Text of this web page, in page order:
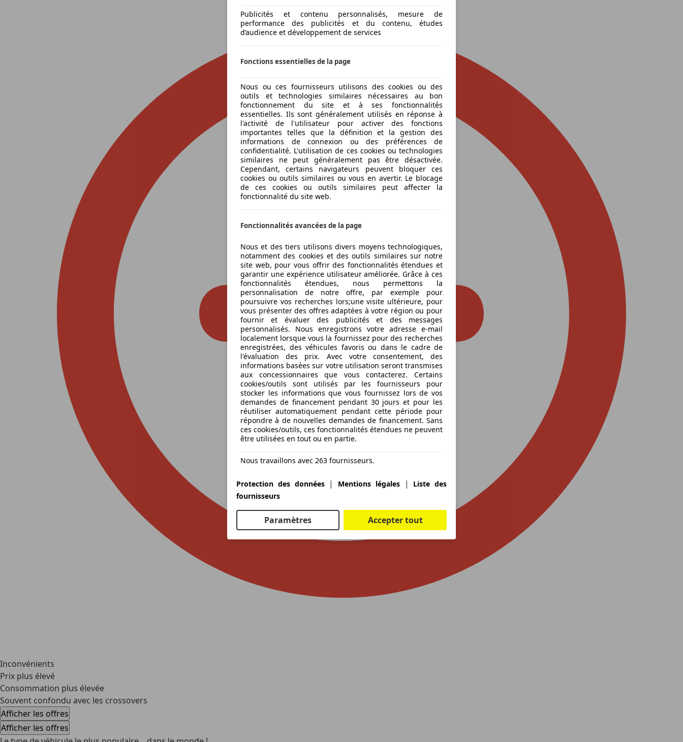
Inconvénients
Prix plus élevé
Consommation plus élevée
Souvent confondu avec les crossovers
Afficher les offres
Afficher les offres
Publicités et contenu personnalisés, mesure de
performance des publicités et du contenu, études
d’audience et développement de services
Fonctions essentielles de la page
Nous ou ces fournisseurs utilisons des cookies ou des
outils et technologies similaires nécessaires au bon
fonctionnement du site et à ses fonctionnalités
essentielles. Ils sont généralement utilisés en réponse à
l'activité de l'utilisateur pour activer des fonctions
importantes telles que la définition et la gestion des
informations de connexion ou des préférences de
confidentialité. L'utilisation de ces cookies ou technologies
similaires ne peut généralement pas être désactivée.
Cependant, certains navigateurs peuvent bloquer ces
cookies ou outils similaires ou vous en avertir. Le blocage
de ces cookies ou outils similaires peut affecter la
fonctionnalité du site web.
Fonctionnalités avancées de la page
Nous et des tiers utilisons divers moyens technologiques,
notamment des cookies et des outils similaires sur notre
site web, pour vous offrir des fonctionnalités étendues et
garantir une expérience utilisateur améliorée. Grâce à ces
fonctionnalités étendues, nous permettons la
personnalisation de notre offre, par exemple pour
poursuivre vos recherches lors;une visite ultérieure, pour
vous présenter des offres adaptées à votre région ou pour
fournir et évaluer des publicités et des messages
personnalisés. Nous enregistrons votre adresse e-mail
localement lorsque vous la fournissez pour des recherches
enregistrées, des véhicules favoris ou dans le cadre de
l'évaluation des prix. Avec votre consentement, des
informations basées sur votre utilisation seront transmises
aux concessionnaires que vous contacterez. Certains
cookies/outils sont utilisés par les fournisseurs pour
stocker les informations que vous fournissez lors de vos
demandes de financement pendant 30 jours et pour les
réutiliser automatiquement pendant cette période pour
répondre à de nouvelles demandes de financement. Sans
ces cookies/outils, ces fonctionnalités étendues ne peuvent
être utilisées en tout ou en partie.
Nous travaillons avec 263 fournisseurs.
Protection des données| Mentions légales|
Liste des
fournisseurs
Paramètres Accepter tout